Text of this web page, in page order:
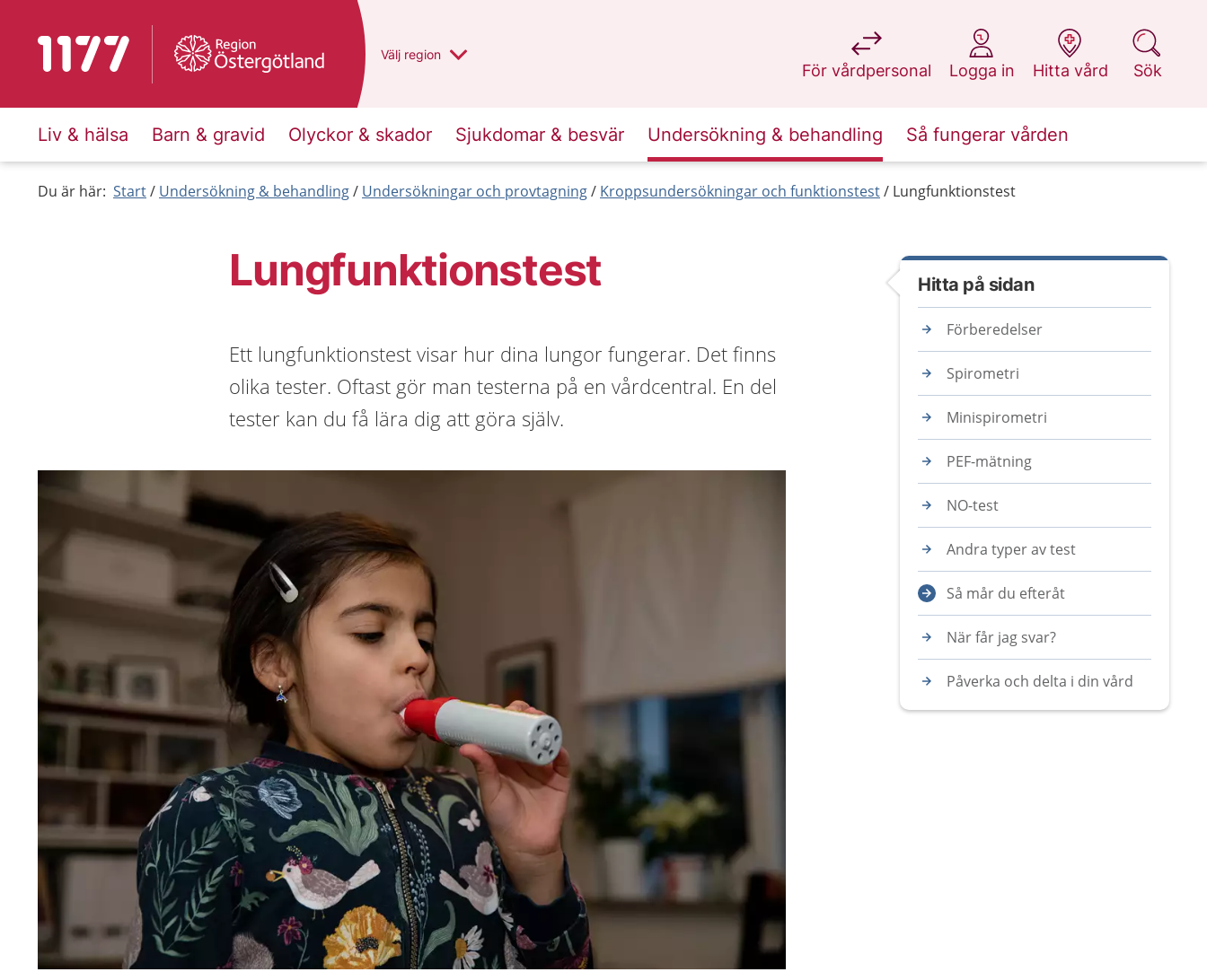
Till startsidan för 1177 Du har valt region
Välj en annan
region
För vårdpersonal
på 1177.se
Logga in
på 1177.se
Hitta vård
på 1177.se
Sök
på 1177.se
Liv & hälsa Barn & gravid Olyckor & skador Sjukdomar & besvär Undersökning & behandling Så fungerar vården
Du är här: Start Undersökning & behandling Undersökningar och provtagning Kroppsundersökningar och funktionstest Lungfunktionstest
Lungfunktionstest
Ett lungfunktionstest visar hur dina lungor fungerar. Det finns
olika tester. Oftast gör man testerna på en vårdcentral. En del
tester kan du få lära dig att göra själv.
Hitta på sidan
Förberedelser
Spirometri
Minispirometri
PEF-mätning
NO-test
Andra typer av test
Så mår du efteråt
När får jag svar?
Påverka och delta i din vård